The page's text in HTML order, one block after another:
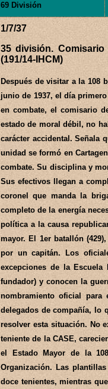
69 División
1/7/37
35 división.
(191/14-IHCM)
Después de visitar a la 108
junio de 1937, el día
en combate, el comisario
estado de moral débil, no
carácter accidental. Señala
unidad se formó en
combate. Su disciplina y
Sus efectivos llegan a
coronel que manda la
completo de la energía
política a la causa
mayor. El 1er batallón
por un capitán. Los
excepciones de la
fundador) y conocen la
nombramiento oficial para
delegados de compañía, lo
resolver esta situación. No
teniente de la CASE,
el Estado Mayor de la
Organización. Las
doce tenientes, mientras